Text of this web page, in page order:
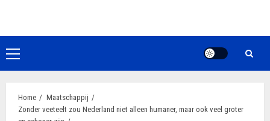
de
inhoudPrimair
menu
Home
Maatschappij
Zonder veeteelt zou Nederland niet alleen humaner, maar ook veel groter